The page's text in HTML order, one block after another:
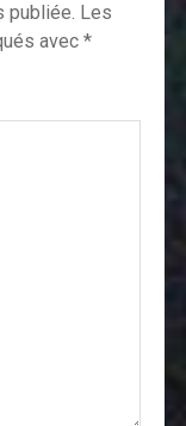
publiée. Les
avec *